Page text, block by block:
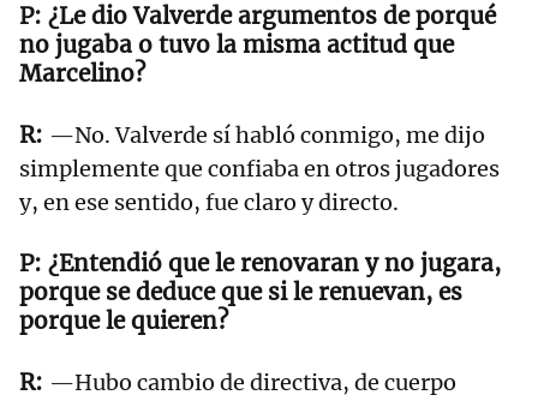
¿Le dio Valverde argumentos de porqué
no jugaba o tuvo la misma actitud que
Marcelino?
—No. Valverde sí habló conmigo, me dijo
simplemente que confiaba en otros jugadores
y, en ese sentido, fue claro y directo.
¿Entendió que le renovaran y no jugara,
porque se deduce que si le renuevan, es
porque le quieren?
—Hubo cambio de directiva, de cuerpo